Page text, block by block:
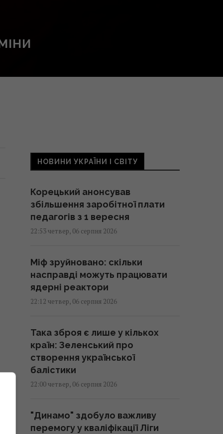
НОВИНИ УКРАЇНИ І СВІТУ
Корецький анонсував
збільшення заробітної плати
педагогів з 1 вересня
22:53 четвер, 06 серпня 2026
Міф зруйновано: скільки
насправді можуть працювати
ядерні реактори
22:12 четвер, 06 серпня 2026
Така зброя є лише у кількох
країн: Зеленський про
створення української
балістики
22:00 четвер, 06 серпня 2026
"Динамо" здобуло важливу
перемогу у кваліфікації Ліги